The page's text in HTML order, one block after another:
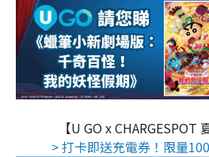
【U GO x CHARGESPOT
> 打卡即送充電券！限量